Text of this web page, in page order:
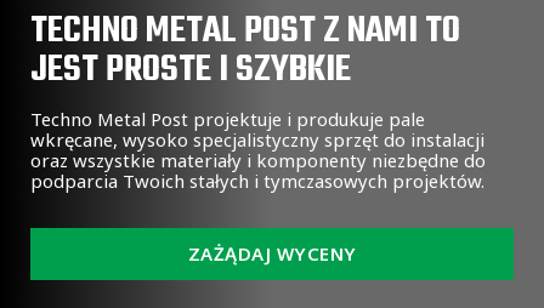
TECHNO METAL POST Z NAMI TO
JEST PROSTE I SZYBKIE
Techno Metal Post projektuje i produkuje pale
wkręcane, wysoko specjalistyczny sprzęt do instalacji
oraz wszystkie materiały i komponenty niezbędne do
podparcia Twoich stałych i tymczasowych projektów.
ZAŻĄDAJ WYCENY